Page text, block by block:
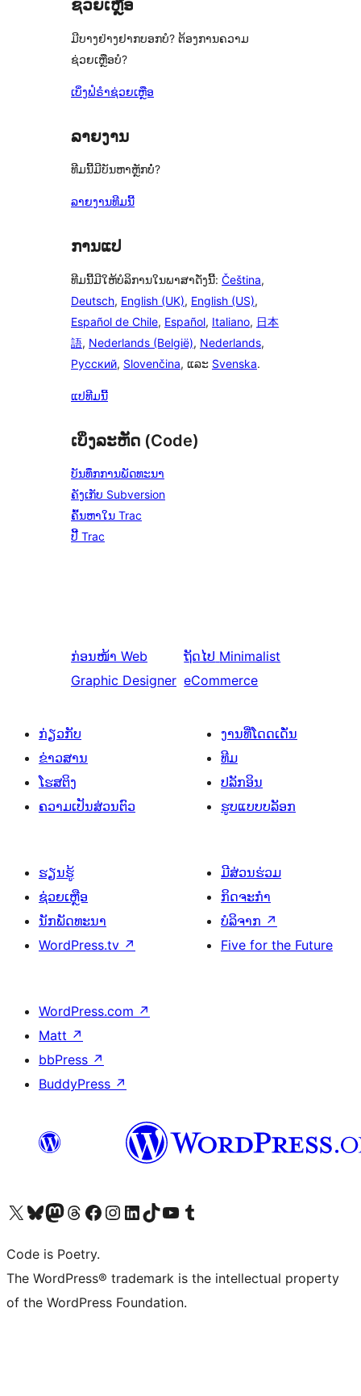
ລາຍການ
ລາຍການ
ຊ່ວຍເຫຼືອ
ມີບາງຢ່າງຢາກບອກບໍ? ຕ້ອງການຄວາມ
ຊ່ວຍເຫຼືອບໍ?
ເບິ່ງຟໍຣຳຊ່ວຍເຫຼືອ
ລາຍງານ
ທີມນີ້ມີບັນຫາຫຼັກບໍ່?
ລາຍງານທີມນີ້
ການແປ
ທີມນີ້ມີໃຫ້ບໍລິການໃນພາສາດັ່ງນີ້: Čeština,
Deutsch, English (UK), English (US),
Español de Chile, Español, Italiano, 日本
語, Nederlands (België), Nederlands,
Русский, Slovenčina, ແລະ Svenska.
ແປທີມນີ້
ເບິ່ງລະຫັດ (Code)
ບັນທຶກການພັດທະນາ
ຄັງເກັບ Subversion
ຄົ້ນຫາໃນ Trac
ປີ້ Trac
ກ່ອນໜ້າ Web
Graphic Designer
ຖັດໄປ Minimalist
eCommerce
ກ່ຽວກັບ
ຂ່າວສານ
ໂຮສຕິງ
ຄວາມເປັນສ່ວນຕົວ
ງານທີ່ໂດດເດັ່ນ
ທີມ
ປລັກອິນ
ຮູບແບບບລັອກ
ຮຽນຮູ້
ຊ່ວຍເຫຼືອ
ນັກພັດທະນາ
WordPress.tv ↗
ມີສ່ວນຮ່ວມ
ກິດຈະກຳ
ບໍລິຈາກ ↗
Five for the Future
WordPress.com ↗
Matt ↗
bbPress ↗
BuddyPress ↗
ຢ້ຽມຊົມບັນຊີ X (ຊື່ເກົ່າ Twitter) ຂອງພວກເຮົາຢ້ຽມຊົມບັນຊີ Bluesky ຂອງພວກເຮົາຢ້ຽມຊົມບັນຊີ Mastodon ຂອງພວກເຮົາຢ້ຽມຊົມບັນຊີ Threads ຂອງພວກເຮົາຢ້ຽມຊົມໜ້າ Facebook ຂອງພວກເຮົາຢ້ຽມຊົມບັນຊີ Instagram ຂອງພວກເຮົາຢ້ຽມຊົມບັນຊີ LinkedIn ຂອງພວກເຮົາຢ້ຽມຊົມບັນຊີ TikTok ຂອງພວກເຮົາຢ້ຽມຊົມຊ່ອງ YouTube ຂອງພວກເຮົາຢ້ຽມຊົມບັນຊີ Tumblr ຂອງພວກເຮົາ
Code is Poetry.
The WordPress® trademark is the intellectual property
of the WordPress Foundation.